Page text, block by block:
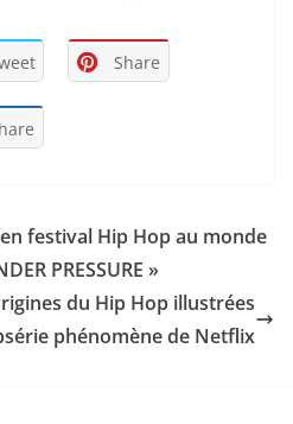
Share
festival Hip Hop au monde
PRESSURE »
du Hip Hop illustrées
phénomène de Netflix